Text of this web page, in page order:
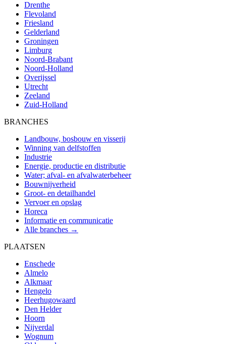
Drenthe
Flevoland
Friesland
Gelderland
Groningen
Limburg
Noord-Brabant
Noord-Holland
Overijssel
Utrecht
Zeeland
Zuid-Holland
BRANCHES
Landbouw, bosbouw en visserij
Winning van delfstoffen
Industrie
Energie, productie en distributie
Water; afval- en afvalwaterbeheer
Bouwnijverheid
Groot- en detailhandel
Vervoer en opslag
Horeca
Informatie en communicatie
Alle branches →
PLAATSEN
Enschede
Almelo
Alkmaar
Hengelo
Heerhugowaard
Den Helder
Hoorn
Nijverdal
Wognum